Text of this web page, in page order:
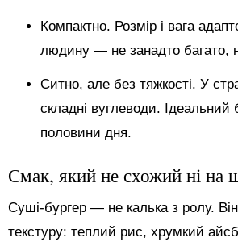
Компактно. Розмір і вага
людину — не занадто багато,
Ситно, але без тяжкості. У
складні вуглеводи. Ідеальний
половини дня.
Смак, який не схожий ні на
Суші-бургер — не калька з ролу.
текстуру: теплий рис, хрумкий